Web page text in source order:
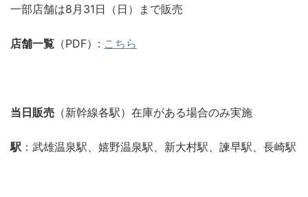
一部店舗は8月31日（日）まで販売
店舗一覧 （PDF）: こちら
当日販売 （新幹線各駅）在庫がある場合のみ実施
駅 ：武雄温泉駅、嬉野温泉駅、新大村駅、諫早駅、長崎駅